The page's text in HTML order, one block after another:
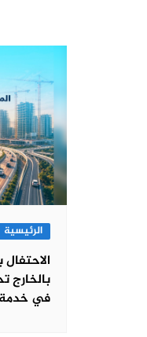
الرئيسية
بالخارج
في خدمة